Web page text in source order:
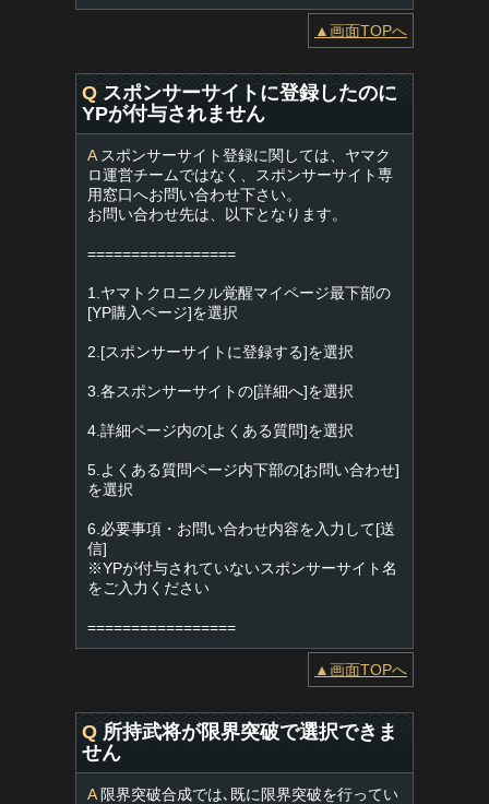
▲画面TOPへ
Q スポンサーサイトに登録したのに
YPが付与されません
Aスポンサーサイト登録に関しては、ヤマク
ロ運営チームではなく、スポンサーサイト専
用窓口へお問い合わせ下さい。
お問い合わせ先は、以下となります。
=================
1.ヤマトクロニクル覚醒マイページ最下部の
[YP購入ページ]を選択
2.[スポンサーサイトに登録する]を選択
3.各スポンサーサイトの[詳細へ]を選択
4.詳細ページ内の[よくある質問]を選択
5.よくある質問ページ内下部の[お問い合わせ]
を選択
6.必要事項・お問い合わせ内容を入力して[送
信]
※YPが付与されていないスポンサーサイト名
をご入力ください
=================
▲画面TOPへ
Q 所持武将が限界突破で選択できま
せん
A限界突破合成では､既に限界突破を行ってい